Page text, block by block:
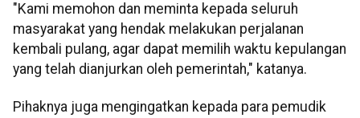
"Kami memohon dan meminta kepada seluruh
masyarakat yang hendak melakukan perjalanan
kembali pulang, agar dapat memilih waktu kepulangan
yang telah dianjurkan oleh pemerintah," katanya.
Pihaknya juga mengingatkan kepada para pemudik